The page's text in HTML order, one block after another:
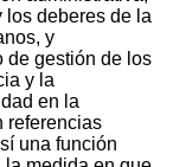
los deberes de la
y
de gestión de los
y la
en la
referencias
una función